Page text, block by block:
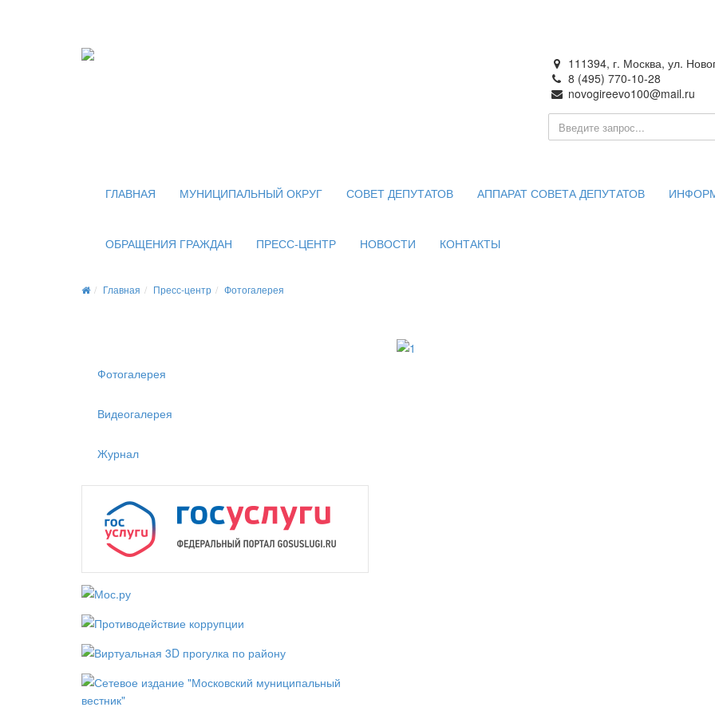
111394, г. Москва, ул.
8 (495) 770-10-28
novogireevo100@mail.ru
ГЛАВНАЯ МУНИЦИПАЛЬНЫЙ ОКРУГ СОВЕТ ДЕПУТАТОВ АППАРАТ СОВЕТА ДЕПУТАТОВ
ОБРАЩЕНИЯ ГРАЖДАН ПРЕСС-ЦЕНТР НОВОСТИ КОНТАКТЫ
Главная Пресс-центр Фотогалерея
Фотогалерея
Видеогалерея
Журнал